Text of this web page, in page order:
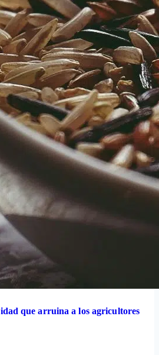
que arruina a los agricultores